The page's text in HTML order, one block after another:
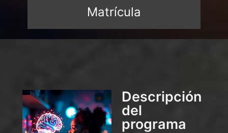
Matrícula
Descripción
del
programa